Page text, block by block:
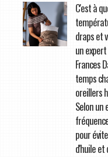
C'est à
draps et
un
Frances
temps
oreillers
Selon un
pour
d'huile et